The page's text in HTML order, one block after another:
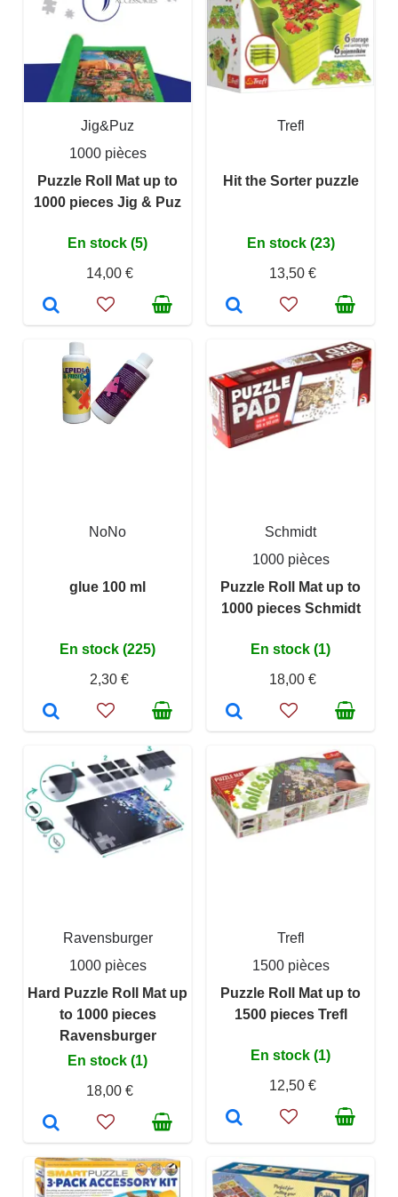
Jig&Puz
1000 pièces
Puzzle Roll Mat up to
1000 pieces Jig & Puz
En stock (5)
14,00 €
Trefl
Hit the Sorter puzzle
En stock (23)
13,50 €
NoNo
glue 100 ml
En stock (225)
2,30 €
Schmidt
1000 pièces
Puzzle Roll Mat up to
1000 pieces Schmidt
En stock (1)
18,00 €
Ravensburger
1000 pièces
Hard Puzzle Roll Mat up
to 1000 pieces
Ravensburger
En stock (1)
18,00 €
Trefl
1500 pièces
Puzzle Roll Mat up to
1500 pieces Trefl
En stock (1)
12,50 €